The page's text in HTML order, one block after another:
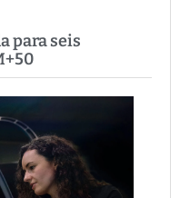
para seis